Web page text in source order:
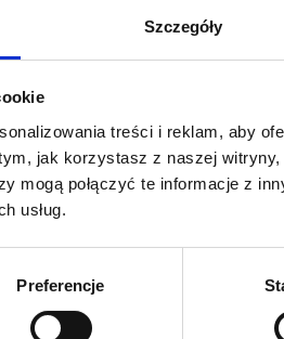
Szczegóły
treści i reklam, aby
jak korzystasz z naszej
mogą połączyć te informacje z
usług.
Preferencje